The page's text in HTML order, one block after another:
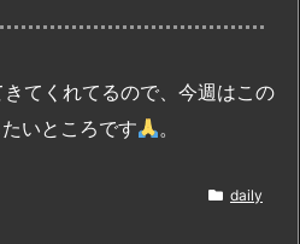
てくれてるので、今週はこの
いところです
。
daily